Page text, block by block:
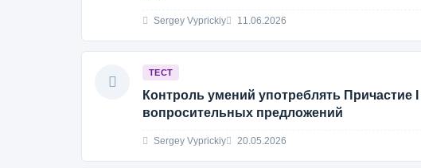
Sergey Vyprickiy 11.06.2026
ТЕСТ
Контроль умений употреблять Причастие
вопросительных предложений
Sergey Vyprickiy 20.05.2026